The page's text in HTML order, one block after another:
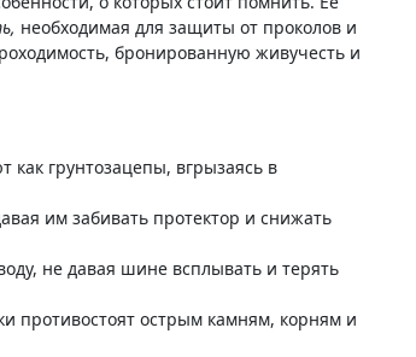
необходимая для защиты от проколов и
бронированную живучесть и
как грунтозацепы, вгрызаясь в
им забивать протектор и снижать
не давая шине всплывать и терять
противостоят острым камням, корням и